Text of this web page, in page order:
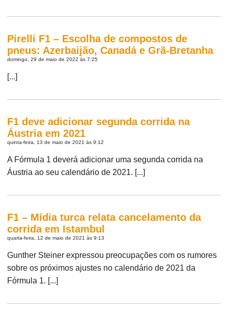
Pirelli F1 – Escolha de compostos de
pneus: Azerbaijão, Canadá e Grã-Bretanha
domingo, 29 de maio de 2022 às 7:25
[...]
F1 deve adicionar segunda corrida na
Áustria em 2021
quinta-feira, 13 de maio de 2021 às 9:12
A Fórmula 1 deverá adicionar uma segunda corrida na
Áustria ao seu calendário de 2021. [...]
F1 – Mídia turca relata cancelamento da
corrida em Istambul
quarta-feira, 12 de maio de 2021 às 9:13
Gunther Steiner expressou preocupações com os rumores
sobre os próximos ajustes no calendário de 2021 da
Fórmula 1. [...]